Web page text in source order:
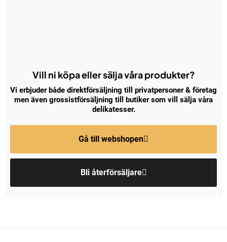
Vill ni köpa eller sälja våra produkter?
Vi erbjuder både direktförsäljning till privatpersoner & företag
men även grossistförsäljning till butiker som vill sälja våra
delikatesser.
Gå till webshopen
Bli återförsäljare